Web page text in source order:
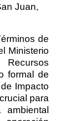
Juan,
de
Ministerio
formal de
Impacto
para